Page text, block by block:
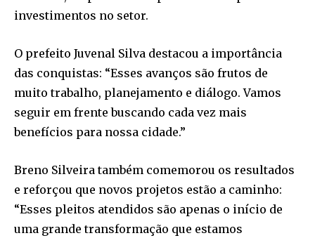
investimentos no setor.
O prefeito Juvenal Silva destacou a importância
das conquistas: “Esses avanços são frutos de
muito trabalho, planejamento e diálogo. Vamos
seguir em frente buscando cada vez mais
benefícios para nossa cidade.”
Breno Silveira também comemorou os resultados
e reforçou que novos projetos estão a caminho:
“Esses pleitos atendidos são apenas o início de
uma grande transformação que estamos